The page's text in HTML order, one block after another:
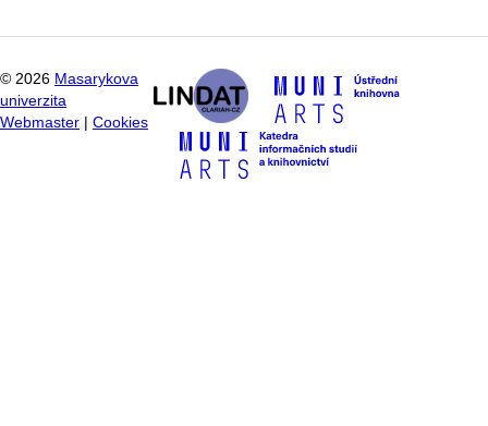
© 2026 Masarykova
univerzita
Webmaster
Cookies